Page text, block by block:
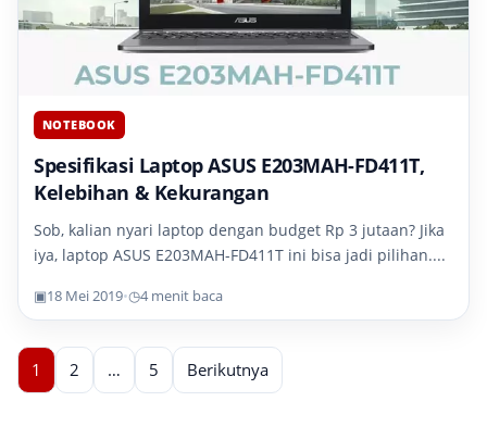
NOTEBOOK
Spesifikasi Laptop ASUS E203MAH-FD411T,
Kelebihan & Kekurangan
Sob, kalian nyari laptop dengan budget Rp 3 jutaan? Jika
iya, laptop ASUS E203MAH-FD411T ini bisa jadi pilihan....
▣18 Mei 2019•◷4 menit baca
1 2 … 5 Berikutnya